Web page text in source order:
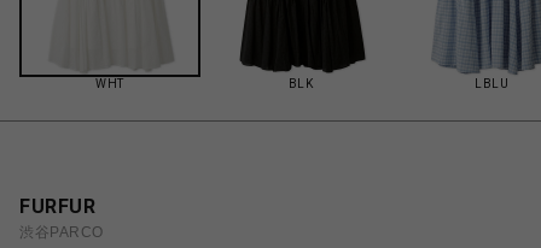
WHT BLK LBLU
FURFUR
渋谷PARCO